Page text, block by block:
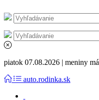
piatok 07.08.2026 | meniny má
auto.rodinka.sk